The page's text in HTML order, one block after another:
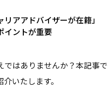
アアドバイザーが在籍」
イントが重要
ではありませんか？本記事で
いたします。